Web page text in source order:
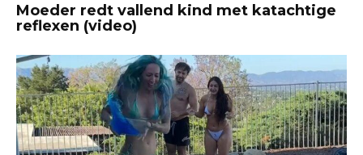
Moeder redt vallend kind met katachtige
reflexen (video)